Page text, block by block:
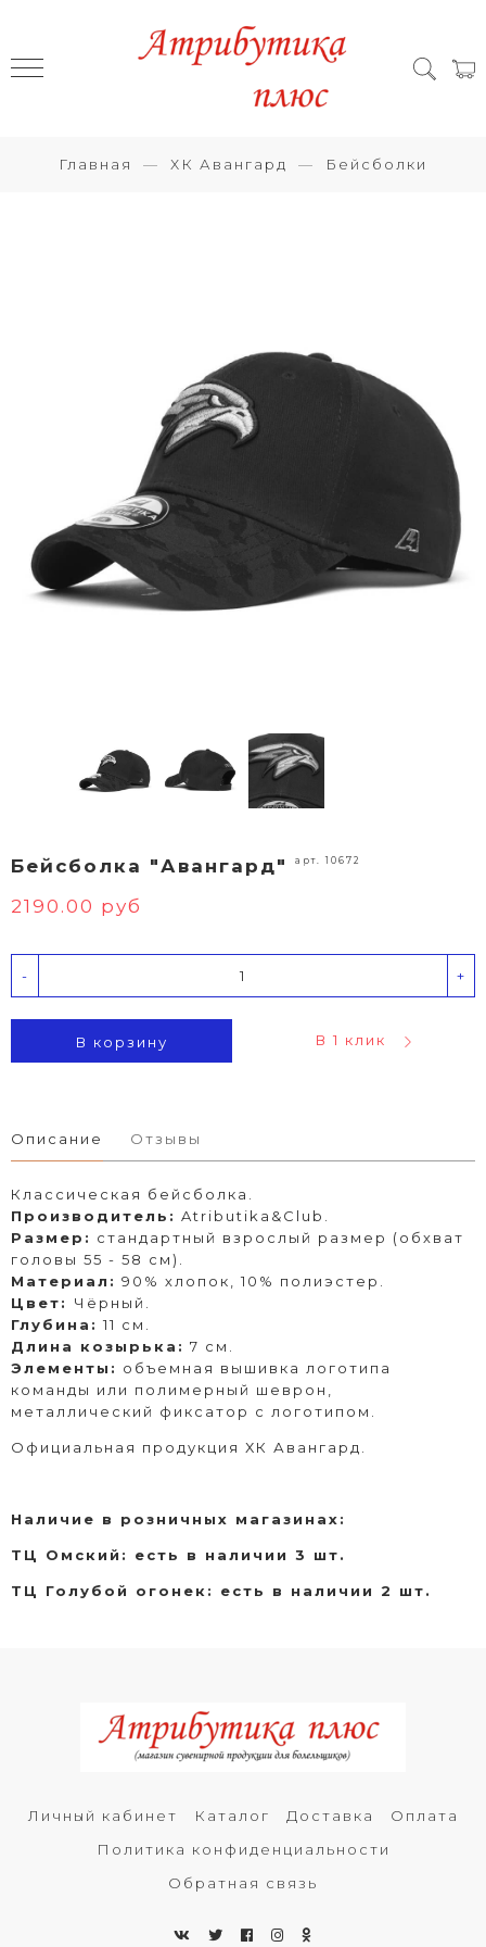
Главная ХК Авангард Бейсболки
Бейсболка "Авангард" арт. 10672
2190.00 руб
- +
В корзину В 1 клик
Описание Отзывы
Классическая бейсболка.
Производитель: Atributika&Club.
Размер: стандартный взрослый размер (обхват
головы 55 - 58 см).
Материал: 90% хлопок, 10% полиэстер.
Цвет: Чёрный.
Глубина: 11 см.
Длина козырька: 7 см.
Элементы: объемная вышивка логотипа
команды или полимерный шеврон,
металлический фиксатор с логотипом.
Официальная продукция ХК Авангард.
Наличие в розничных магазинах:
ТЦ Омский: есть в наличии 3 шт.
ТЦ Голубой огонек: есть в наличии 2 шт.
Личный кабинет Каталог Доставка
Оплата
Политика конфиденциальности
Обратная связь